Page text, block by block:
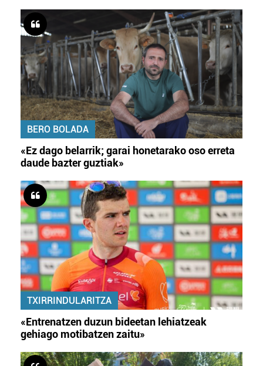
BERO BOLADA
«Ez dago belarrik; garai honetarako oso erreta
daude bazter guztiak»
TXIRRINDULARITZA
«Entrenatzen duzun bideetan lehiatzeak
gehiago motibatzen zaitu»